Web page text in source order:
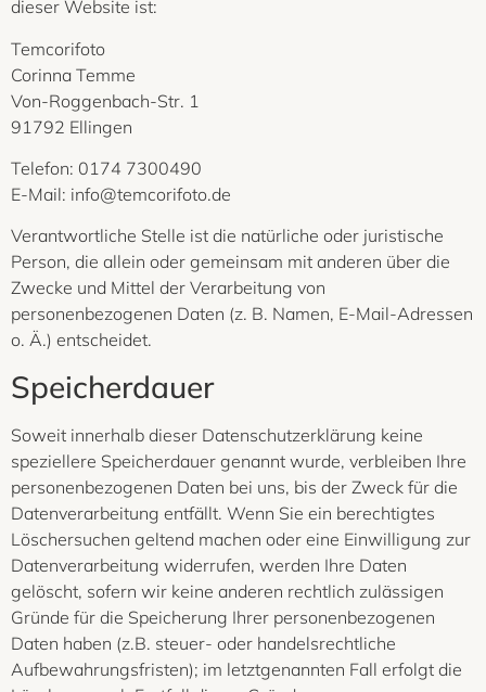
dieser Website ist:
Temcorifoto
Corinna Temme
Von-Roggenbach-Str. 1
91792 Ellingen
Telefon: 0174 7300490
E-Mail: info@temcorifoto.de
Verantwortliche Stelle ist die natürliche oder juristische
Person, die allein oder gemeinsam mit anderen über die
Zwecke und Mittel der Verarbeitung von
personenbezogenen Daten (z. B. Namen, E-Mail-Adressen
o. Ä.) entscheidet.
Speicherdauer
Soweit innerhalb dieser Datenschutzerklärung keine
speziellere Speicherdauer genannt wurde, verbleiben Ihre
personenbezogenen Daten bei uns, bis der Zweck für die
Datenverarbeitung entfällt. Wenn Sie ein berechtigtes
Löschersuchen geltend machen oder eine Einwilligung zur
Datenverarbeitung widerrufen, werden Ihre Daten
gelöscht, sofern wir keine anderen rechtlich zulässigen
Gründe für die Speicherung Ihrer personenbezogenen
Daten haben (z.B. steuer- oder handelsrechtliche
Aufbewahrungsfristen); im letztgenannten Fall erfolgt die